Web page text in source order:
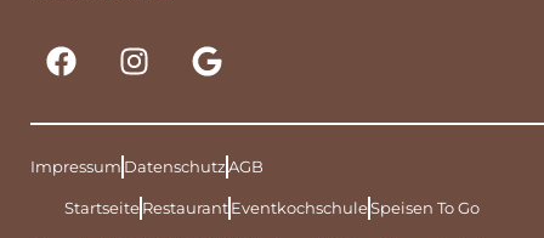
Impressum DatenschutzAGB
StartseiteRestaurantEventkochschuleSpeisen To Go